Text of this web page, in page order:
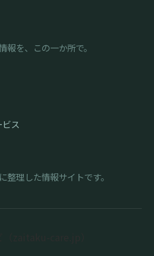
報を、この一か所で。
ス
整理した情報サイトです。